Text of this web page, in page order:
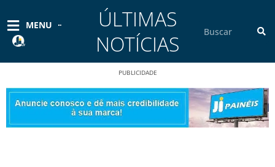
conteúdo
MENU
ÚLTIMAS
NOTÍCIAS
PUBLICIDADE